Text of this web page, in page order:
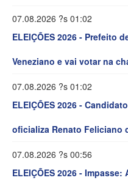
07.08.2026 ?s 01:02
ELEIÇÕES 2026 - Prefeito
Veneziano e vai votar na
07.08.2026 ?s 01:02
ELEIÇÕES 2026 -
oficializa Renato Feliciano
07.08.2026 ?s 00:56
ELEIÇÕES 2026 -